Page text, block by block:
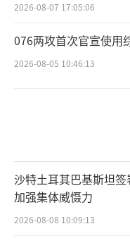
2026-08-07 17:05:06
076两攻首次官宣使用
2026-08-05 10:46:13
沙特土耳其巴基斯坦
加强集体威慑力
2026-08-08 10:09:13